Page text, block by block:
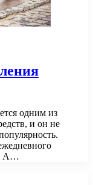
одним из
и он не
А…